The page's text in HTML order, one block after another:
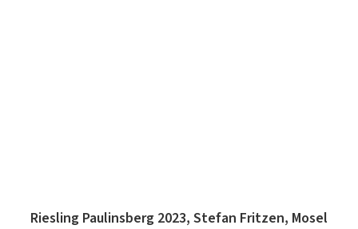
Riesling Paulinsberg 2023, Stefan Fritzen, Mosel